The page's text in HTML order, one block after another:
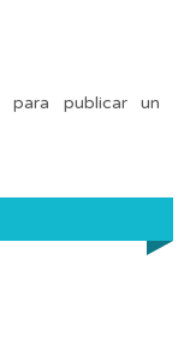
para publicar un